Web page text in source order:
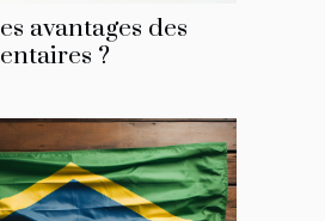
avantages des
?